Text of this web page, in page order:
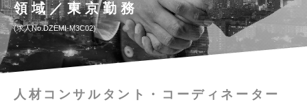
領域／東京勤務
求人No.DZEMI-M3C02
人材コンサルタント・コーディネーター